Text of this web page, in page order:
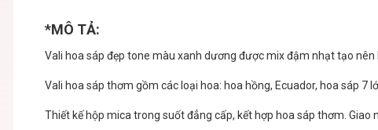
*MÔ TẢ:
Vali hoa sáp đẹp tone màu xanh dương được mix đậm nhạt tạo nên
Vali hoa sáp thơm gồm các loại hoa: hoa hồng, Ecuador, hoa sáp 7
Thiết kế hộp mica trong suốt đẳng cấp, kết hợp hoa sáp thơm. Giao